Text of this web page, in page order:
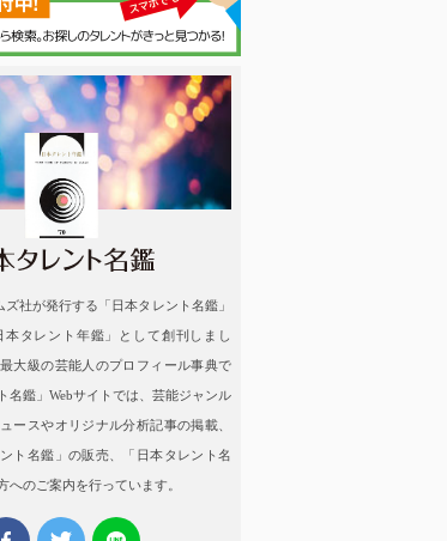
社が発行する「日本タレント名鑑」
本タレント年鑑」として創刊しまし
大級の芸能人のプロフィール事典で
名鑑」Webサイトでは、芸能ジャンル
ースやオリジナル分析記事の掲載、
ト名鑑」の販売、「日本タレント名
へのご案内を行っています。